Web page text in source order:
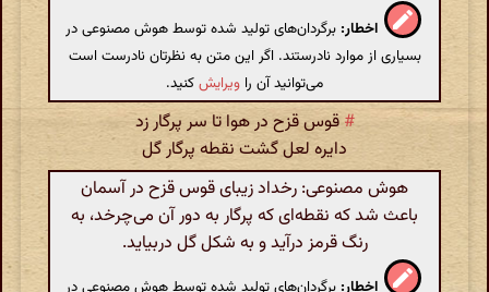
اخطار: برگردان‌های تولید شده توسط هوش مصنوعی در
بسیاری از موارد نادرستند. اگر این متن به نظرتان نادرست است
می‌توانید آن را ویرایشکنید.
# قوس قزح در هوا تا سر پرگار زد
دایره لعل گشت نقطه پرگار گل
هوش مصنوعی: رخداد زیبای قوس قزح در آسمان
باعث شد که نقطه‌ای که پرگار به دور آن می‌چرخد، به
رنگ قرمز درآید و به شکل گل دربیاید.
اخطار: برگردان‌های تولید شده توسط هوش مصنوعی در